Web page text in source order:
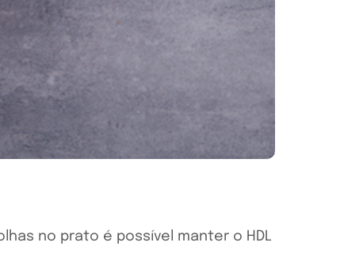
no prato é possível manter o HDL